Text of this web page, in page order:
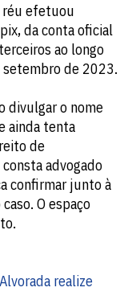
réu efetuou
da conta oficial
ao longo
de 2023.
divulgar o nome
ainda tenta
de
advogado
confirmar junto à
O espaço
realize